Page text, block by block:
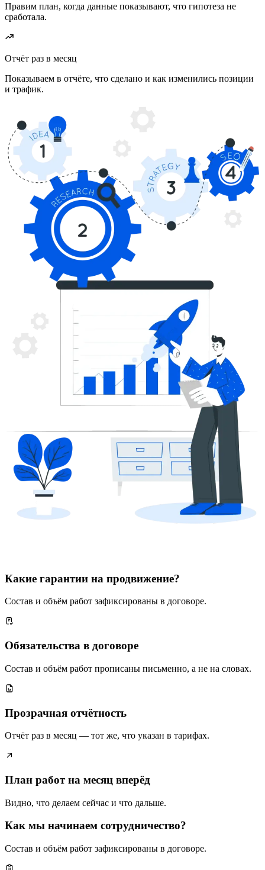
Правим план, когда данные показывают, что гипотеза не
сработала.
Отчёт раз в месяц
Показываем в отчёте, что сделано и как изменились позиции
и трафик.
Какие гарантии на продвижение?
Состав и объём работ зафиксированы в договоре.
Обязательства в договоре
Состав и объём работ прописаны письменно, а не на словах.
Прозрачная отчётность
Отчёт раз в месяц — тот же, что указан в тарифах.
План работ на месяц вперёд
Видно, что делаем сейчас и что дальше.
Как мы начинаем сотрудничество?
Состав и объём работ зафиксированы в договоре.